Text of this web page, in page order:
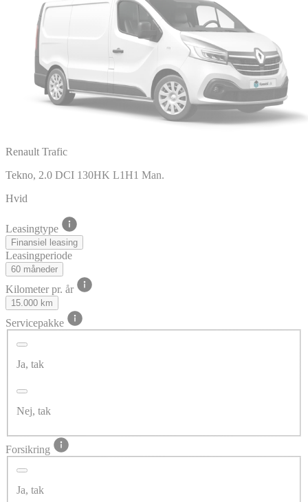
Renault Trafic
Tekno, 2.0 DCI 130HK L1H1 Man.
Hvid
Leasingtype
Finansiel leasing
Leasingperiode
60 måneder
Kilometer pr. år
15.000 km
Servicepakke
Ja, tak
Nej, tak
Forsikring
Ja, tak